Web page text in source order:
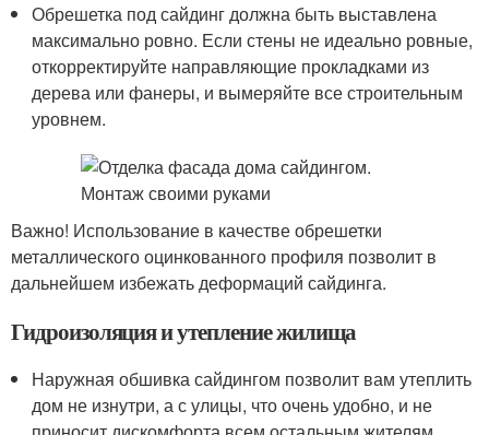
Обрешетка под сайдинг должна быть выставлена
максимально ровно. Если стены не идеально ровные,
откорректируйте направляющие прокладками из
дерева или фанеры, и вымеряйте все строительным
уровнем.
Важно! Использование в качестве обрешетки
металлического оцинкованного профиля позволит в
дальнейшем избежать деформаций сайдинга.
Гидроизоляция и утепление жилища
Наружная обшивка сайдингом позволит вам утеплить
дом не изнутри, а с улицы, что очень удобно, и не